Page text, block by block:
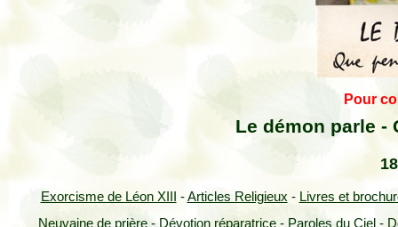
Pour
Le démon parle -
Exorcisme de Léon XIII -Articles Religieux - Livres et
Neuvaine de prière - Dévotion réparatrice - Paroles du Ciel -